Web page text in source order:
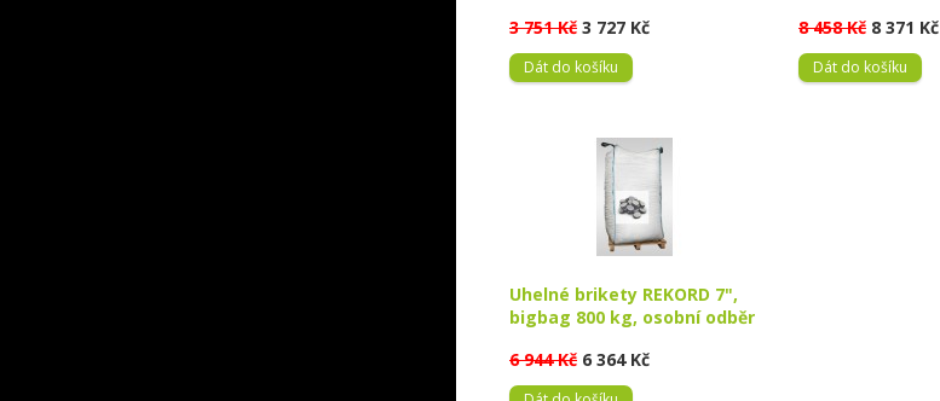
3 751 Kč 3 727 Kč
Dát do košíku
8 458 Kč 8 371 Kč
Dát do košíku
Uhelné brikety REKORD 7",
bigbag 800 kg, osobní odběr
6 944 Kč 6 364 Kč